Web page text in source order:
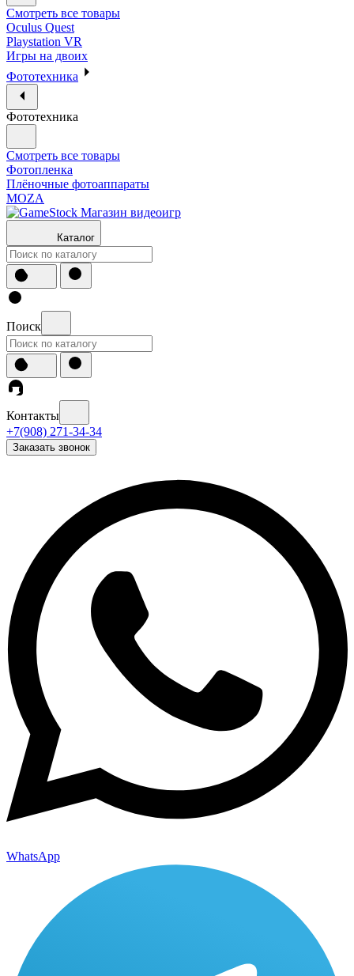
Смотреть все товары
Oculus Quest
Playstation VR
Игры на двоих
Фототехника
Фототехника
Смотреть все товары
Фотопленка
Плёночные фотоаппараты
MOZA
Каталог
Поиск
Контакты
+7(908) 271-34-34
Заказать звонок
WhatsApp